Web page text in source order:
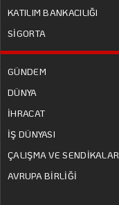
KATILIM BANKACILIĞI
SİGORTA
GÜNDEM
DÜNYA
İHRACAT
İŞ DÜNYASI
ÇALIŞMA VE SENDİKALAR
AVRUPA BİRLİĞİ